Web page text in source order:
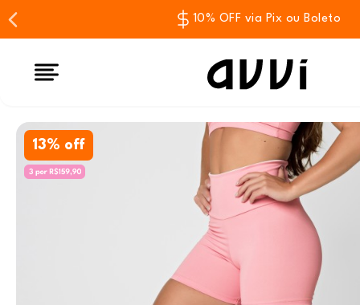
10% OFF via Pix ou Boleto
13% off